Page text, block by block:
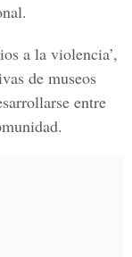
a la violencia’,
de museos
entre